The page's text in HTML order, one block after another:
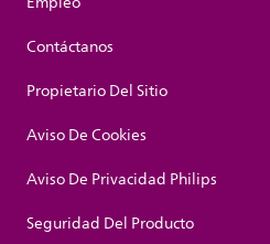
Contáctanos
Propietario Del Sitio
Aviso De Cookies
Aviso De Privacidad Philips
Seguridad Del Producto